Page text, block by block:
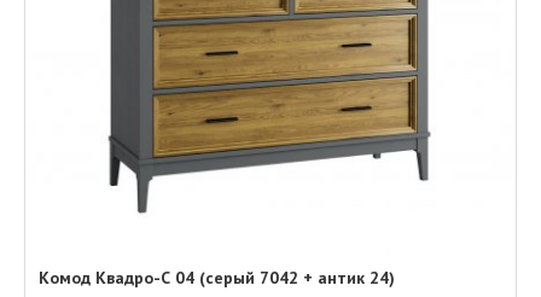
Комод Квадро-С 04 (серый 7042 + антик 24)